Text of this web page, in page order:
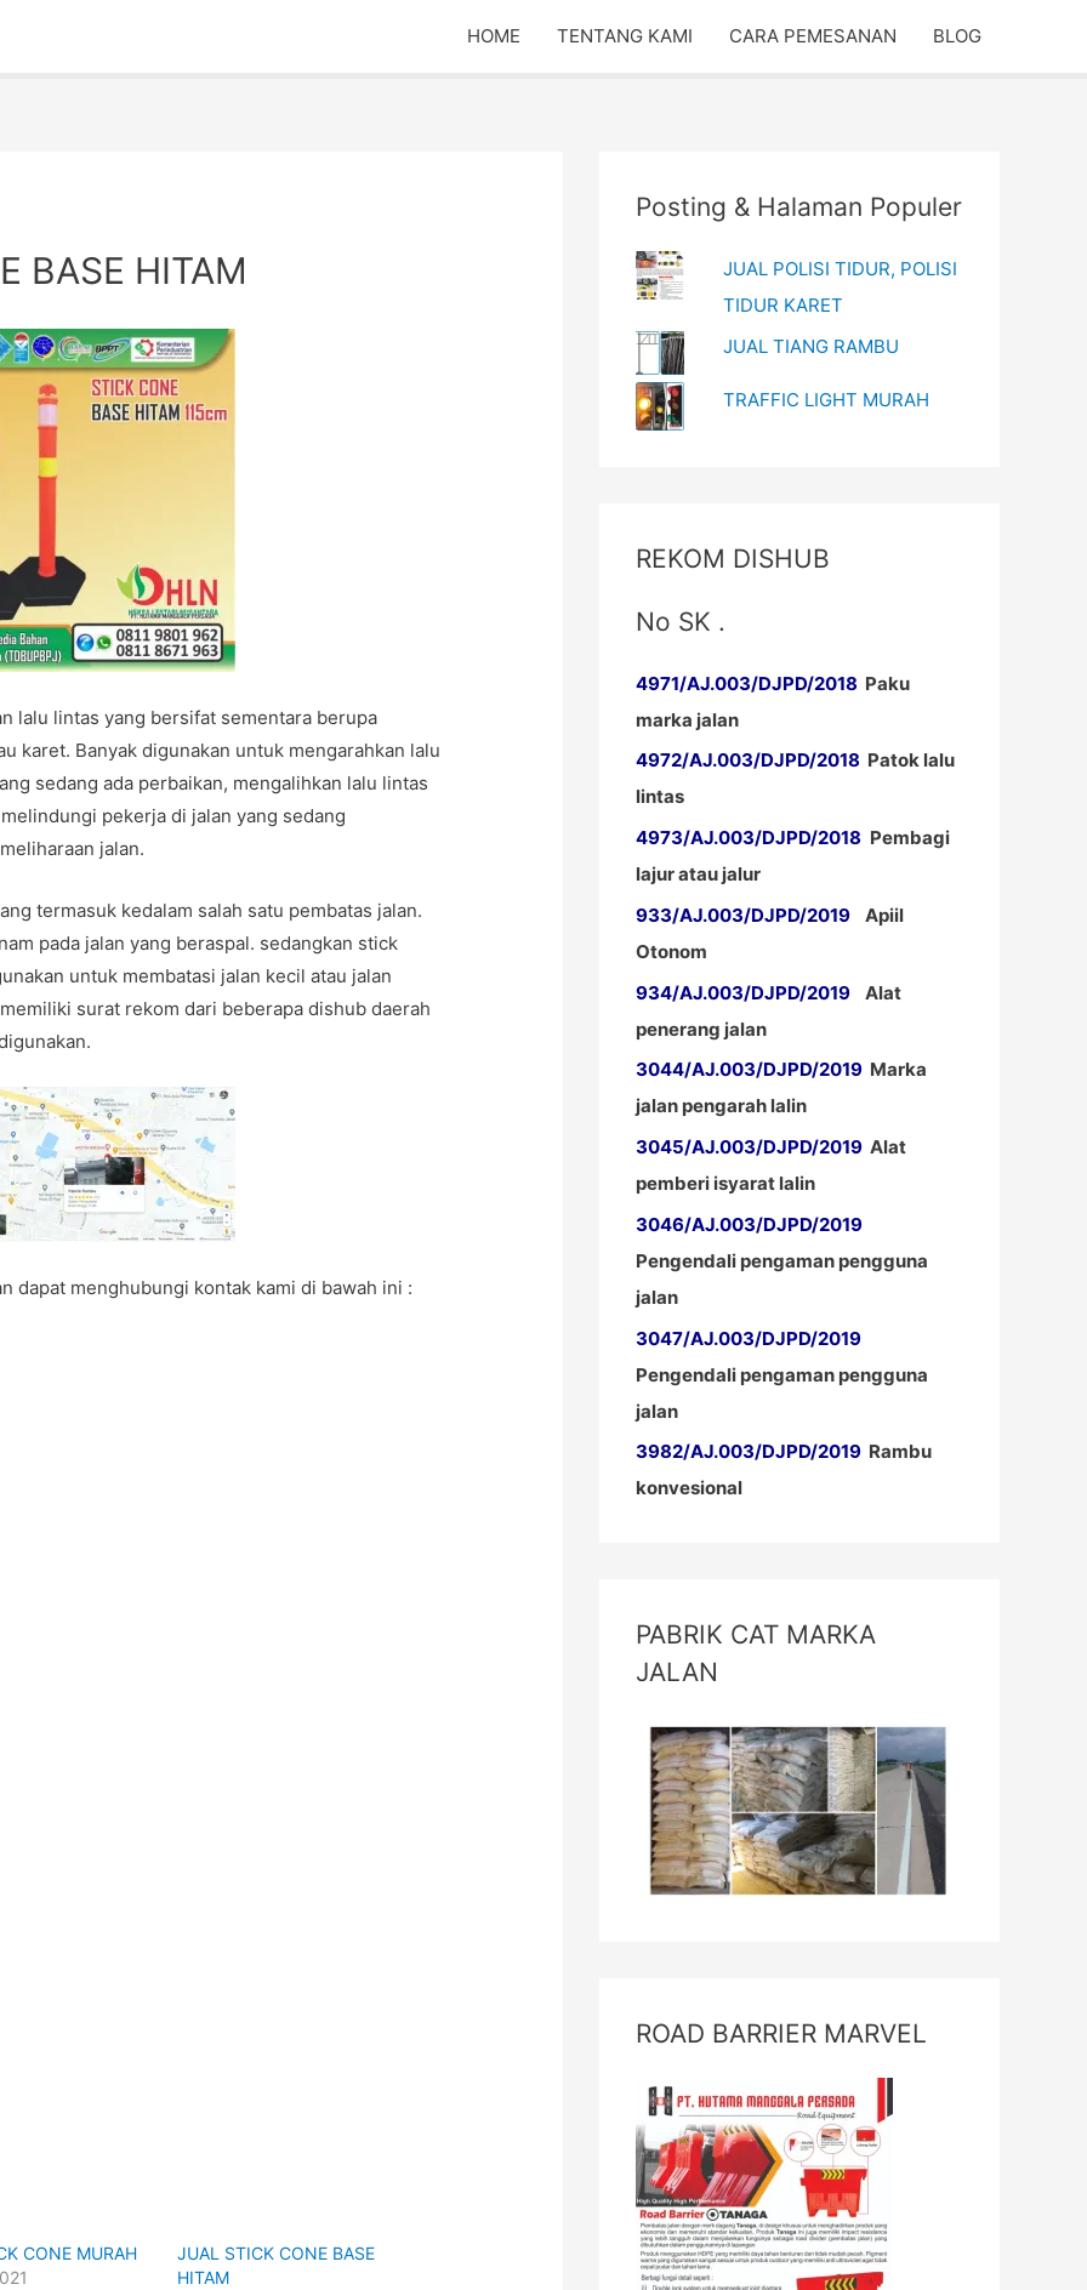
HOME TENTANG KAMI CARA PEMESANAN BLOG
BASE HITAM
lalu lintas yang bersifat sementara berupa
karet. Banyak digunakan untuk mengarahkan lalu
sedang ada perbaikan, mengalihkan lalu lintas
pekerja di jalan yang sedang
jalan.
termasuk kedalam salah satu pembatas jalan.
pada jalan yang beraspal. sedangkan stick
untuk membatasi jalan kecil atau jalan
surat rekom dari beberapa dishub daerah
dapat menghubungi kontak kami di bawah ini :
CONE MURAH
JUAL STICK CONE BASE
HITAM
Posting & Halaman Populer
JUAL POLISI TIDUR, POLISI
TIDUR KARET
JUAL TIANG RAMBU
TRAFFIC LIGHT MURAH
REKOM DISHUB
No SK .
4971/AJ.003/DJPD/2018 Paku
marka jalan
4972/AJ.003/DJPD/2018 Patok lalu
lintas
4973/AJ.003/DJPD/2018 Pembagi
lajur atau jalur
933/AJ.003/DJPD/2019 Apiil
Otonom
934/AJ.003/DJPD/2019 Alat
penerang jalan
3044/AJ.003/DJPD/2019 Marka
jalan pengarah lalin
3045/AJ.003/DJPD/2019 Alat
pemberi isyarat lalin
3046/AJ.003/DJPD/2019
Pengendali pengaman pengguna
jalan
3047/AJ.003/DJPD/2019
Pengendali pengaman pengguna
jalan
3982/AJ.003/DJPD/2019 Rambu
konvesional
PABRIK CAT MARKA
JALAN
ROAD BARRIER MARVEL